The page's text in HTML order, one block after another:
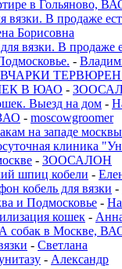
в Гольяново,
вязки. В продаже
Борисовна
вязки. В продаже
-
ТЕРВЮРЕН
В ЮАО -
Выезд на дом -
- moscowgroomer
на западе
клиника
- ЗООСАЛОН
шпиц кобели -
кобель для вязки -
и Подмосковье -
кошек -
в Москве,
- Светлана
- Александр